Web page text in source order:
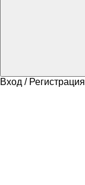
Вход / Регистрация